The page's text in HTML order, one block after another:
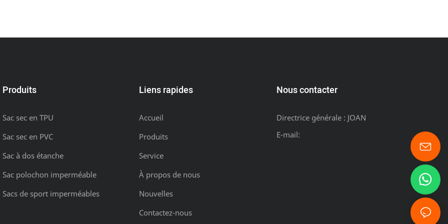
Produits
Sac sec en TPU
Sac sec en PVC
Sac à dos étanche
Sac polochon imperméable
Sacs de sport imperméables
Liens rapides
Accueil
Produits
Service
À propos de nous
Nouvelles
Contactez-nous
Nous contacter
Directrice générale : JOAN
E-mail: